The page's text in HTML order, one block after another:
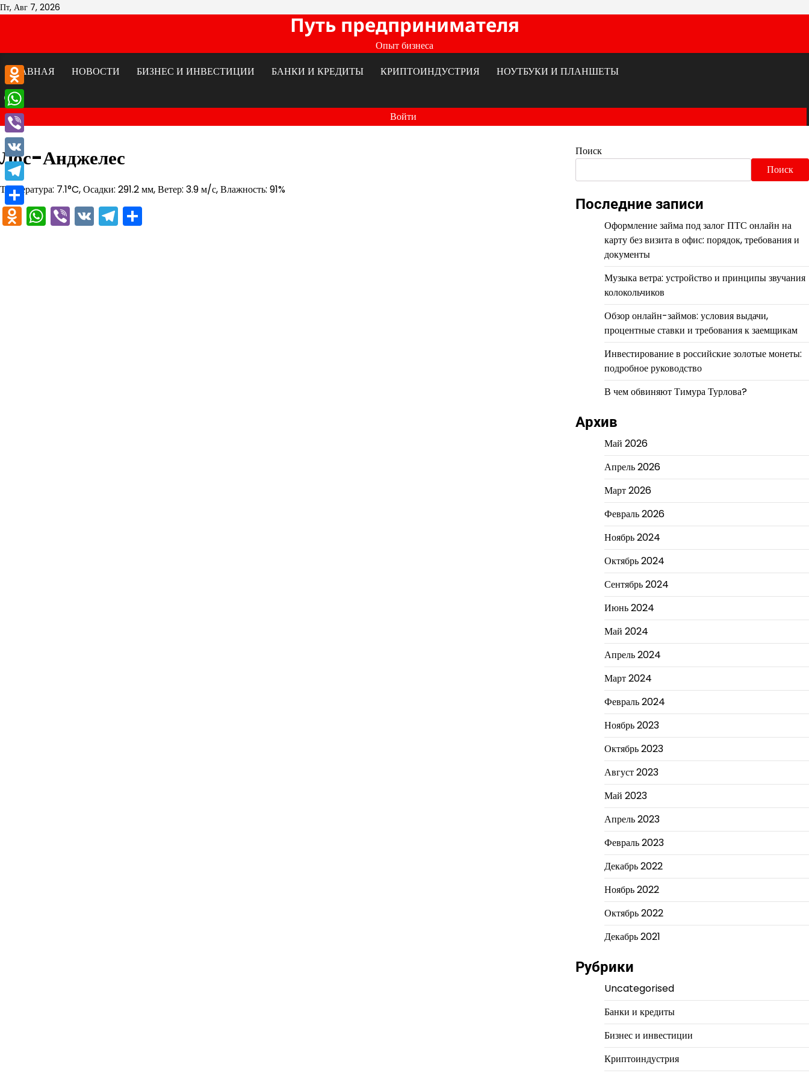
Перейти
Пт, Авг 7, 2026
Путь предпринимателя
Опыт бизнеса
ГЛАВНАЯ
НОВОСТИ БИЗНЕС И ИНВЕСТИЦИИ БАНКИ И КРЕДИТЫ КРИПТОИНДУСТРИЯ НОУТБУКИ И ПЛАНШЕТЫ
Войти
Лос-Анджелес
Температура: 7.1°C, Осадки: 291.2 мм, Ветер: 3.9 м/с, Влажность: 91%
Odnoklassniki
WhatsApp
Viber
VKTelegram
Поиск
Поиск
Последние записи
Оформление займа под залог ПТС онлайн на
карту без визита в офис: порядок, требования и
документы
Музыка ветра: устройство и принципы звучания
колокольчиков
Обзор онлайн-займов: условия выдачи,
процентные ставки и требования к заемщикам
Инвестирование в российские золотые монеты:
подробное руководство
В чем обвиняют Тимура Турлова?
Архив
Май 2026
Апрель 2026
Март 2026
Февраль 2026
Ноябрь 2024
Октябрь 2024
Сентябрь 2024
Июнь 2024
Май 2024
Апрель 2024
Март 2024
Февраль 2024
Ноябрь 2023
Октябрь 2023
Август 2023
Май 2023
Апрель 2023
Февраль 2023
Декабрь 2022
Ноябрь 2022
Октябрь 2022
Декабрь 2021
Рубрики
Uncategorised
Банки и кредиты
Бизнес и инвестиции
Криптоиндустрия
Odnoklassniki
WhatsApp
Viber
VK
Telegram
Отправить